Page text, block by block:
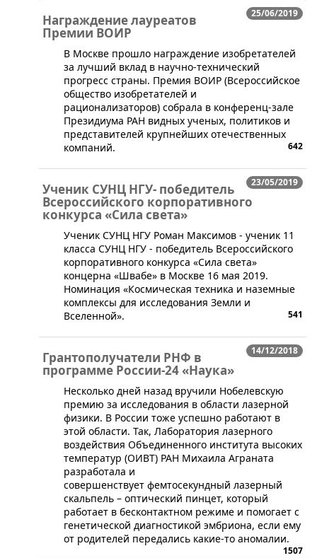
25/06/2019
Награждение лауреатов
Премии ВОИР
В Москве прошло награждение изобретателей
за лучший вклад в научно-технический
прогресс страны. Премия ВОИР (Всероссийское
общество изобретателей и
рационализаторов) собрала в конференц-зале
Президиума РАН видных ученых, политиков и
представителей крупнейших отечественных
компаний.
642
23/05/2019
Ученик СУНЦ НГУ- победитель
Всероссийского корпоративного
конкурса «Сила света»
​Ученик СУНЦ НГУ Роман Максимов - ученик 11
класса СУНЦ НГУ - победитель Всероссийского
корпоративного конкурса «Сила света»
концерна «Швабе» в Москве 16 мая 2019.
Номинация «Космическая техника и наземные
комплексы для исследования Земли и
Вселенной».
541
14/12/2018
Грантополучатели РНФ в
программе России-24 «Наука»
Несколько дней назад вручили Нобелевскую
премию за исследования в области лазерной
физики. В России тоже успешно работают в
этой области. Так, Лаборатория лазерного
воздействия Объединенного института высоких
температур (ОИВТ) РАН Михаила Аграната
разработала и
совершенствует фемтосекундный лазерный
скальпель – оптический пинцет, который
работает в бесконтактном режиме и помогает с
генетической диагностикой эмбриона, если ему
от родителей передались какие-то аномалии.
1507